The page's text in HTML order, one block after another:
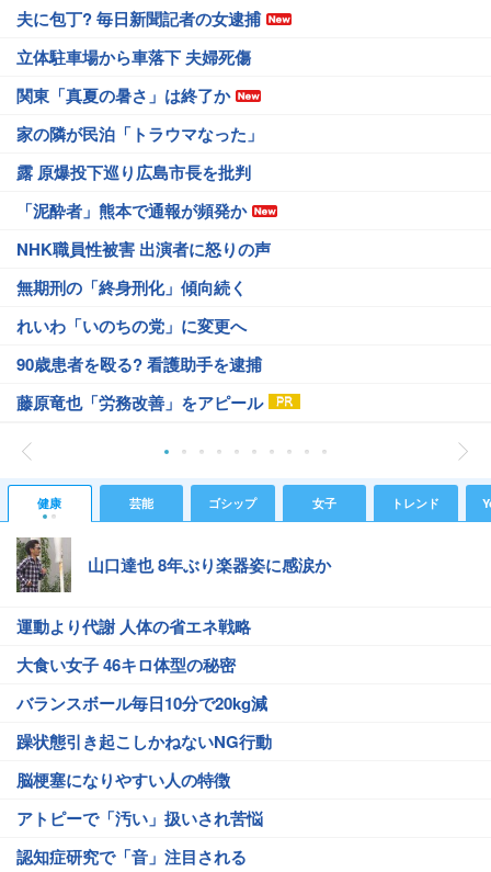
夫に包丁? 毎日新聞記者の女逮捕
立体駐車場から車落下 夫婦死傷
関東「真夏の暑さ」は終了か
家の隣が民泊「トラウマなった」
露 原爆投下巡り広島市長を批判
「泥酔者」熊本で通報が頻発か
NHK職員性被害 出演者に怒りの声
無期刑の「終身刑化」傾向続く
れいわ「いのちの党」に変更へ
90歳患者を殴る? 看護助手を逮捕
藤原竜也「労務改善」をアピール
健康 芸能 ゴシップ 女子 トレンド
山口達也 8年ぶり楽器姿に感涙か
運動より代謝 人体の省エネ戦略
大食い女子 46キロ体型の秘密
バランスボール毎日10分で20kg減
躁状態引き起こしかねないNG行動
脳梗塞になりやすい人の特徴
アトピーで「汚い」扱いされ苦悩
認知症研究で「音」注目される